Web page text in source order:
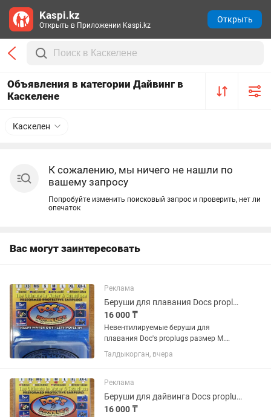
Объявления в категории Дайвинг в
Каскелене
Каскелен
К сожалению, мы ничего не нашли по
вашему запросу
Попробуйте изменить поисковый запрос и проверить, нет ли
опечаток
Вас могут заинтересовать
Реклама
Беруши для плавания Docs proplugs
16 000 ₸
Невентилируемые беруши для
плавания Doc's proplugs размер М.
Новые. Возможна отправка Казпочтой.
Талдыкорган, вчера
Реклама
Беруши для дайвинга Docs proplugs
16 000 ₸
Kaspi.kz
Открыть в Приложении Kaspi.kz
Открыть